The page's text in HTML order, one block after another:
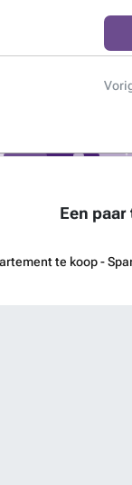
a
Een
te koop -